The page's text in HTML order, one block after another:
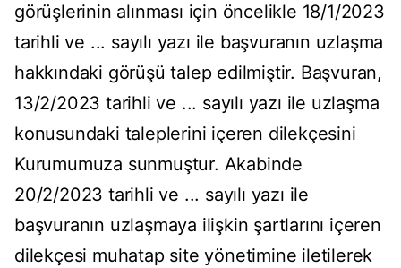
görüşlerinin alınması için öncelikle 18/1/2023
tarihli ve ... sayılı yazı ile başvuranın uzlaşma
hakkındaki görüşü talep edilmiştir. Başvuran,
13/2/2023 tarihli ve ... sayılı yazı ile uzlaşma
konusundaki taleplerini içeren dilekçesini
Kurumumuza sunmuştur. Akabinde
20/2/2023 tarihli ve ... sayılı yazı ile
başvuranın uzlaşmaya ilişkin şartlarını içeren
dilekçesi muhatap site yönetimine iletilerek